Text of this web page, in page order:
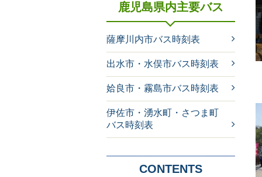
鹿児島県内主要バス
薩摩川内市バス時刻表
出水市・水俣市バス時刻表
姶良市・霧島市バス時刻表
伊佐市・湧水町・さつま町
バス時刻表
CONTENTS